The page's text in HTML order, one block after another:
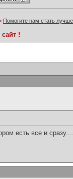
Помогите нам стать
!
есть все и